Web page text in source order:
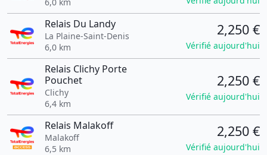
Relais Du Landy
La Plaine-Saint-Denis
6,0 km
2,250 €
Vérifié aujourd'hui
Relais Clichy Porte
Pouchet
Clichy
6,4 km
2,250 €
Vérifié aujourd'hui
Relais Malakoff
Malakoff
6,5 km
2,250 €
Vérifié aujourd'hui